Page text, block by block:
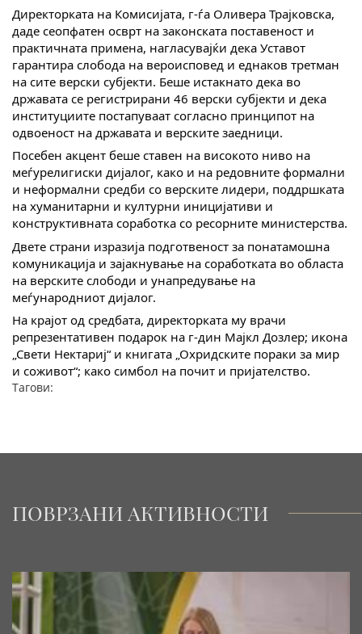
Директорката на Комисијата, г-ѓа Оливера Трајковска,
даде сеопфатен осврт на законската поставеност и
практичната примена, нагласувајќи дека Уставот
гарантира слобода на вероисповед и еднаков третман
на сите верски субјекти. Беше истакнато дека во
државата се регистрирани 46 верски субјекти и дека
институциите постапуваат согласно принципот на
одвоеност на државата и верските заедници.
Посебен акцент беше ставен на високото ниво на
меѓурелигиски дијалог, како и на редовните формални
и неформални средби со верските лидери, поддршката
на хуманитарни и културни иницијативи и
конструктивната соработка со ресорните министерства.
Двете страни изразија подготвеност за понатамошна
комуникација и зајакнување на соработката во областа
на верските слободи и унапредување на
меѓународниот дијалог.
На крајот од средбата, директорката му врачи
репрезентативен подарок на г-дин Мајкл Дозлер; икона
„Свети Нектариј“ и книгата „Охридските пораки за мир
и соживот“; како симбол на почит и пријателство.
Тагови:
ПОВРЗАНИ АКТИВНОСТИ